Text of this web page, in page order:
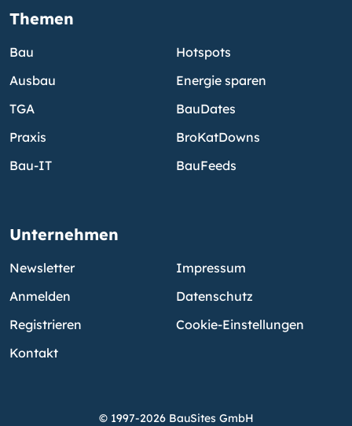
Themen
Bau
Ausbau
TGA
Praxis
Bau-IT
Hotspots
Energie sparen
BauDates
BroKatDowns
BauFeeds
Unternehmen
Newsletter
Anmelden
Registrieren
Kontakt
Impressum
Datenschutz
Cookie-Einstellungen
© 1997-2026 BauSites GmbH